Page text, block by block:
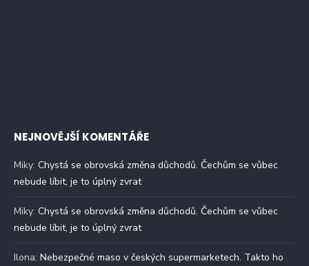
NEJNOVĚJŠÍ KOMENTÁŘE
Miky: Chystá se obrovská změna důchodů. Čechům se vůbec
nebude líbit, je to úplný zvrat
Miky: Chystá se obrovská změna důchodů. Čechům se vůbec
nebude líbit, je to úplný zvrat
Ilona: Nebezpečné maso v českých supermarketech. Takto ho